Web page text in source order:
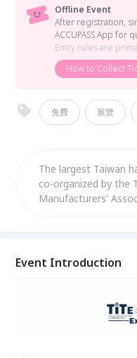
Offline Event
After registration,
ACCUPASS App for
Entry rules are
How to Collect
免費 展覽
The largest Taiwan
co-organized by the
Manufacturers'
與電動車應用、緊固
Event Introduction